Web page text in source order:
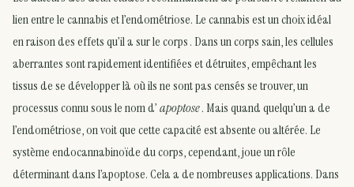
lien entre le cannabis et l’endométriose. Le cannabis est un choix idéal
en raison des effets qu’il a sur le corps . Dans un corps sain, les cellules
aberrantes sont rapidement identifiées et détruites, empêchant les
tissus de se développer là où ils ne sont pas censés se trouver, un
processus connu sous le nom d’apoptose. Mais quand quelqu’un a de
l’endométriose, on voit que cette capacité est absente ou altérée. Le
système endocannabinoïde du corps, cependant, joue un rôle
déterminant dans l’apoptose. Cela a de nombreuses applications. Dans